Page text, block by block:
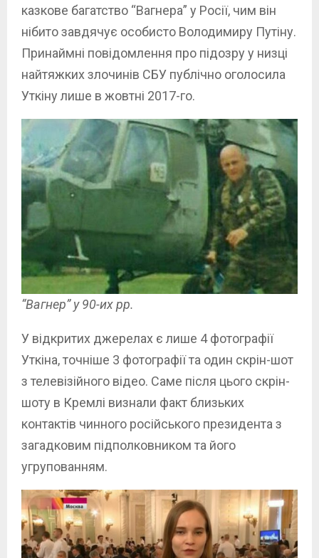
казкове багатство “Вагнера” у Росії, чим він
нібито завдячує особисто Володимиру Путіну.
Принаймні повідомлення про підозру у низці
найтяжких злочинів СБУ публічно оголосила
Уткіну лише в жовтні 2017-го.
“Вагнер” у 90-их рр.
У відкритих джерелах є лише 4 фотографії
Уткіна, точніше 3 фотографії та один скрін-шот
з телевізійного відео. Саме після цього скрін-
шоту в Кремлі визнали факт близьких
контактів чинного російського президента з
загадковим підполковником та його
угрупованням.